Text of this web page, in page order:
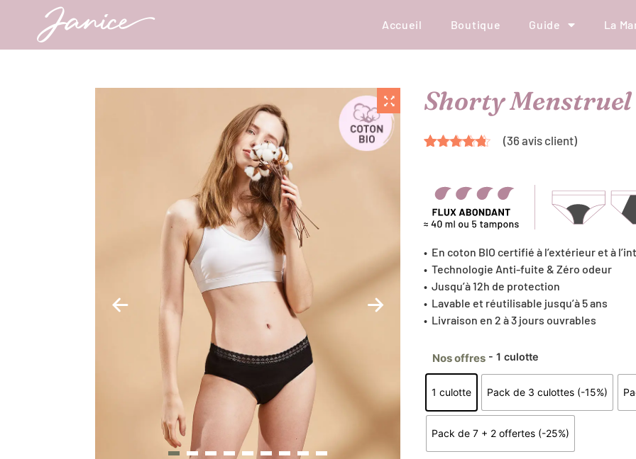
Accueil Boutique Guide La
Shorty
notations
client
(36 avis client)
• En coton BIO certifié à l’extérieur et à
• Technologie Anti-fuite & Zéro odeur
• Jusqu’à 12h de protection
• Lavable et réutilisable jusqu’à 5 ans
• Livraison en 2 à 3 jours ouvrables
Nos offres - 1 culotte
1 culotte Pack de 3 culottes (-15%)
Pack de 7 + 2 offertes (-25%)